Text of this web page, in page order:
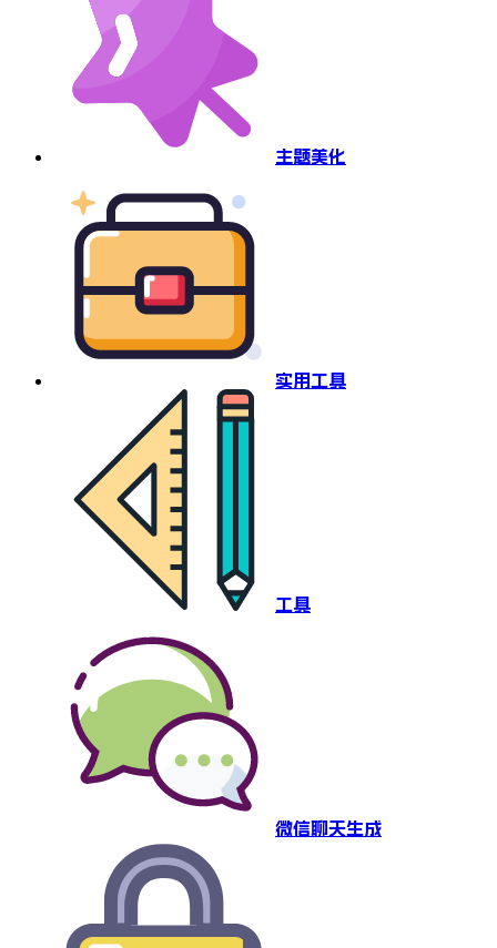
主题美化
实用工具
工具
微信聊天生成